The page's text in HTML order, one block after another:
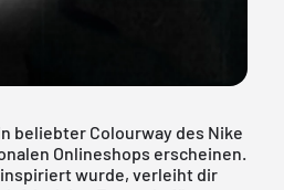
beliebter Colourway des Nike
Onlineshops erscheinen.
inspiriert wurde, verleiht dir